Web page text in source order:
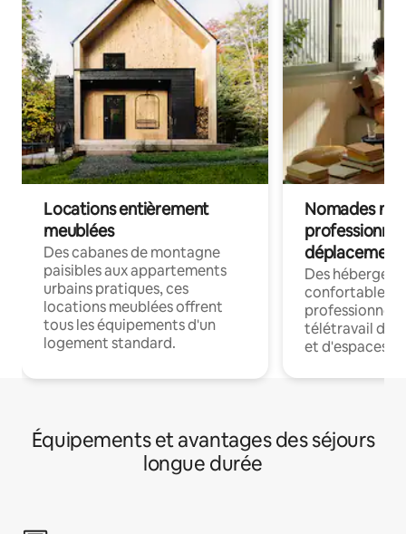
Locations entièrement
meublées
Des cabanes de montagne
paisibles aux appartements
urbains pratiques, ces
locations meublées offrent
tous les équipements d'un
logement standard.
Nomades
déplacement
Des
confortables
professionnels
télétravail
et d'espaces
Équipements et avantages des séjours
longue durée